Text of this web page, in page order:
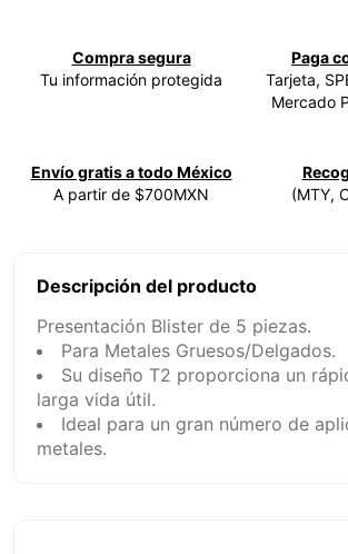
Compra segura
Tu información protegida
Paga
Tarjeta,
Mercado
Envío gratis a todo México
A partir de $700MXN
(MTY,
Descripción del producto
Presentación Blister de 5 piezas.
Para Metales Gruesos/Delgados.
Su diseño T2 proporciona un
larga vida útil.
Ideal para un gran número de
metales.